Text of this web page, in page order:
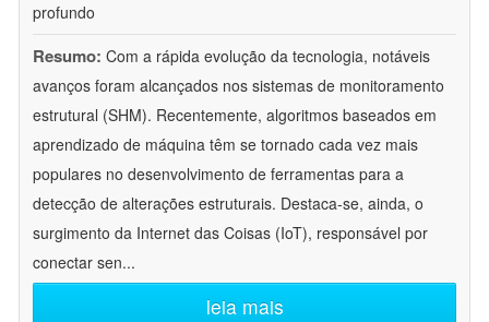
profundo
Resumo: Com a rápida evolução da tecnologia, notáveis
avanços foram alcançados nos sistemas de monitoramento
estrutural (SHM). Recentemente, algoritmos baseados em
aprendizado de máquina têm se tornado cada vez mais
populares no desenvolvimento de ferramentas para a
detecção de alterações estruturais. Destaca-se, ainda, o
surgimento da Internet das Coisas (IoT), responsável por
conectar sen...
leia mais